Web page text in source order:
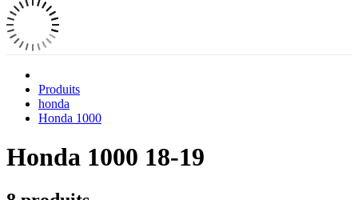
Produits
honda
Honda 1000
Honda 1000 18-19